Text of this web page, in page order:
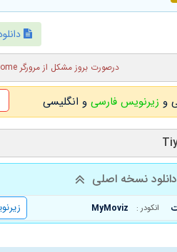
درصورت بروز مشکل از مرورگر Google Chrome استفاده کنید
زیرنویس فارسی و انگلیسی
دانلود نسخه اصلی
انکودر : MyMoviz